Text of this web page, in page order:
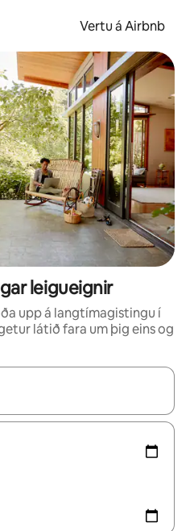
Vertu á Airbnb
leigueignir
upp á langtímagistingu í
látið fara um þig eins og
skaltu nota upp og niður